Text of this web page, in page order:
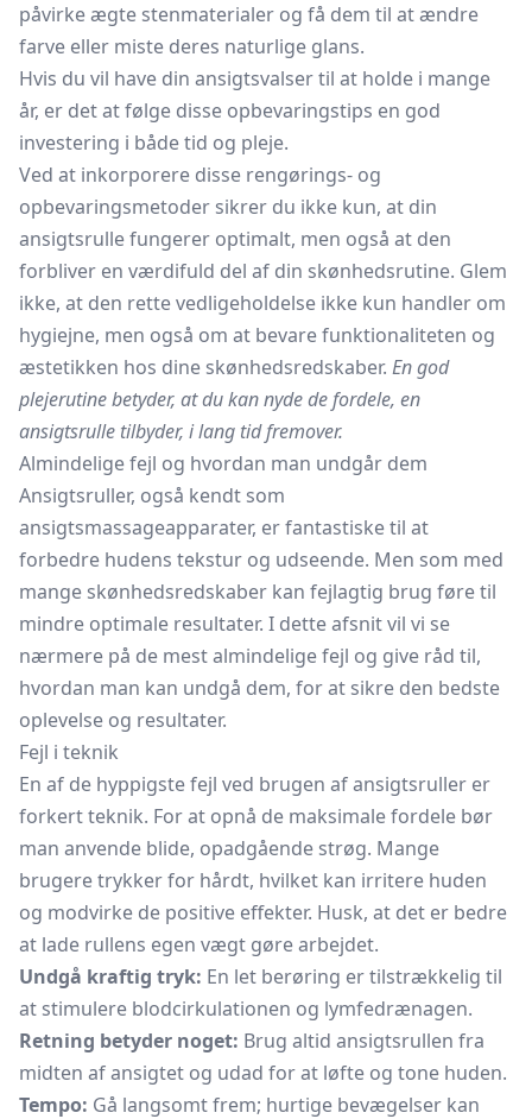
påvirke ægte stenmaterialer og få dem til at ændre
farve eller miste deres naturlige glans.
Hvis du vil have din ansigtsvalser til at holde i mange
år, er det at følge disse opbevaringstips en god
investering i både tid og pleje.
Ved at inkorporere disse rengørings- og
opbevaringsmetoder sikrer du ikke kun, at din
ansigtsrulle fungerer optimalt, men også at den
forbliver en værdifuld del af din skønhedsrutine. Glem
ikke, at den rette vedligeholdelse ikke kun handler om
hygiejne, men også om at bevare funktionaliteten og
æstetikken hos dine skønhedsredskaber. En god
plejerutine betyder, at du kan nyde de fordele, en
ansigtsrulle tilbyder, i lang tid fremover.
Almindelige fejl og hvordan man undgår dem
Ansigtsruller, også kendt som
ansigtsmassageapparater, er fantastiske til at
forbedre hudens tekstur og udseende. Men som med
mange skønhedsredskaber kan fejlagtig brug føre til
mindre optimale resultater. I dette afsnit vil vi se
nærmere på de mest almindelige fejl og give råd til,
hvordan man kan undgå dem, for at sikre den bedste
oplevelse og resultater.
Fejl i teknik
En af de hyppigste fejl ved brugen af ansigtsruller er
forkert teknik. For at opnå de maksimale fordele bør
man anvende blide, opadgående strøg. Mange
brugere trykker for hårdt, hvilket kan irritere huden
og modvirke de positive effekter. Husk, at det er bedre
at lade rullens egen vægt gøre arbejdet.
Undgå kraftig tryk: En let berøring er tilstrækkelig til
at stimulere blodcirkulationen og lymfedrænagen.
Retning betyder noget: Brug altid ansigtsrullen fra
midten af ansigtet og udad for at løfte og tone huden.
Tempo: Gå langsomt frem; hurtige bevægelser kan